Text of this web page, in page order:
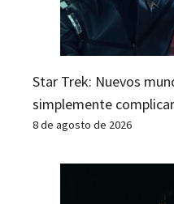
Star Trek: Nuevos
simplemente
8 de agosto de 2026